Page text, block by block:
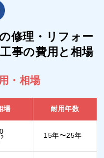
修理・リフォー
事の費用と相場
・相場
場 耐用年数
2 15年〜25年